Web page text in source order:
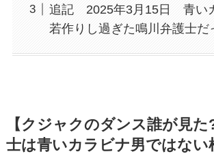
追記 2025年3月15日 青い
若作りし過ぎた鳴川弁護士だ
【クジャクのダンス誰が見た
士は青いカラビナ男ではない